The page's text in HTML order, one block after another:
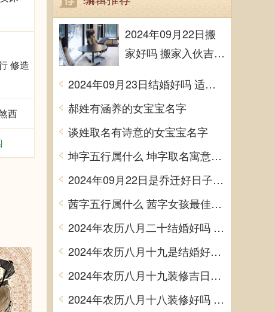
修造
西
2024年09月22日搬
家好吗 搬家入伙吉利
2024年09月23日结婚好吗 适不适合办喜事
郝姓有涵养的女宝宝名字
谈姓取名有诗意的女宝宝名字
坤字五行属什么 坤字取名寓意男孩
2024年09月22日是乔迁好日子吗 今日入住新居好吗
茜字五行属什么 茜字女孩最佳组合名字
2024年农历八月二十结婚好吗 今日办婚礼好吗
2024年农历八月十九是结婚好日子吗 今日办喜事好吗
2024年农历八月十九装修吉日查询 装潢房子吉利吗
2024年农历八月十八装修好吗 宜装修吉日查询